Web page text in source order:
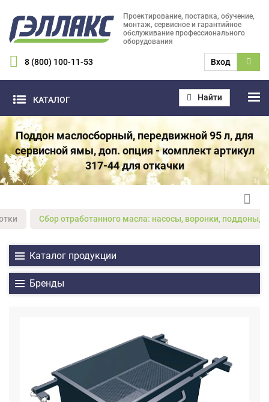
Проектирование, поставка, обучение,
монтаж, сервисное и гарантийное
обслуживание профессионального
оборудования
8 (800) 100-11-53 Вход
КАТАЛОГ Найти
Поддон маслосборный, передвижной 95 л, для
сервисной ямы, доп. опция - комплект артикул
317-44 для откачки
Сбор отработанного масла: насосы, воронки, поддоны,
Каталог продукции
Бренды